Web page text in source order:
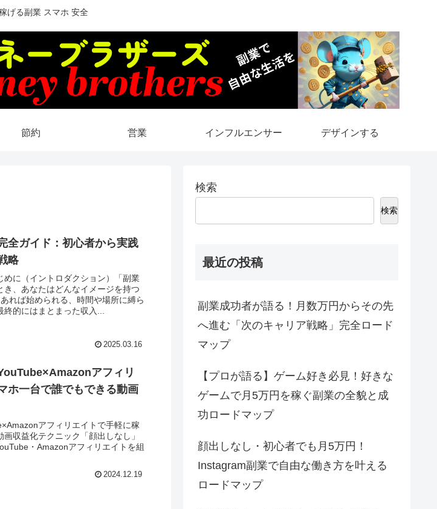
げる副業 スマホ 安全
節約 営業 インフルエンサー デザインする
全ガイド：初心者から実践
略
に（イントロダクション）「副業
、あなたはどんなイメージを持つ
れば始められる、時間や場所に縛ら
終的にはまとまった収入...
2025.03.16
アフィリ
ホ一台で誰でもできる動画
アフィリエイトで手軽に稼
収益化テクニック「顔出しなし」
・Amazonアフィリエイトを組
2024.12.19
検索
検索
最近の投稿
副業成功者が語る！月数万円からその先
へ進む「次のキャリア戦略」完全ロード
マップ
【プロが語る】ゲーム好き必見！好きな
ゲームで月5万円を稼ぐ副業の全貌と成
功ロードマップ
顔出しなし・初心者でも月5万円！
Instagram副業で自由な働き方を叶える
ロードマップ